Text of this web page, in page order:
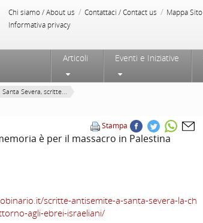
Chi siamo / About us / Contattaci / Contact us / Mappa Sito
Informativa privacy
Articoli Eventi e Iniziative
Santa Severa, scritte...
Stampa
è per il massacro in Palestina
scritte-antisemite-a-santa-severa-la-ch
agli-ebrei-israeliani/